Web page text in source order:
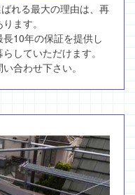
れる最大の理由は、再
ます。
10年の保証を提供し
していただけます。
合わせ下さい。